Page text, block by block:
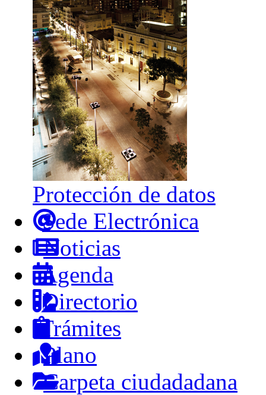
Protección de datos
Sede Electrónica
Noticias
Agenda
Directorio
Trámites
Plano
Carpeta ciudadadana